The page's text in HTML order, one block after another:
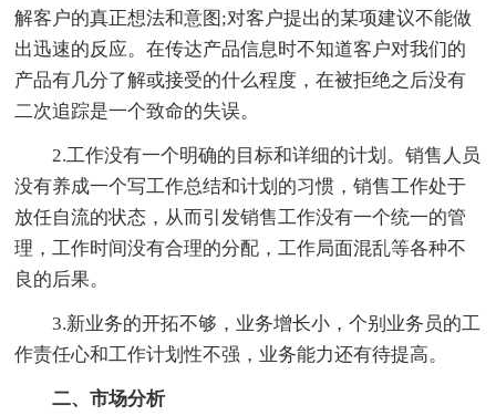
解客户的真正想法和意图;对客户提出的某项建议不能做
出迅速的反应。在传达产品信息时不知道客户对我们的
产品有几分了解或接受的什么程度，在被拒绝之后没有
二次追踪是一个致命的失误。
2.工作没有一个明确的目标和详细的计划。销售人员
没有养成一个写工作总结和计划的习惯，销售工作处于
放任自流的状态，从而引发销售工作没有一个统一的管
理，工作时间没有合理的分配，工作局面混乱等各种不
良的后果。
3.新业务的开拓不够，业务增长小，个别业务员的工
作责任心和工作计划性不强，业务能力还有待提高。
二、市场分析